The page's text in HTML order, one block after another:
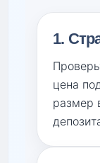
1.
цена
размер